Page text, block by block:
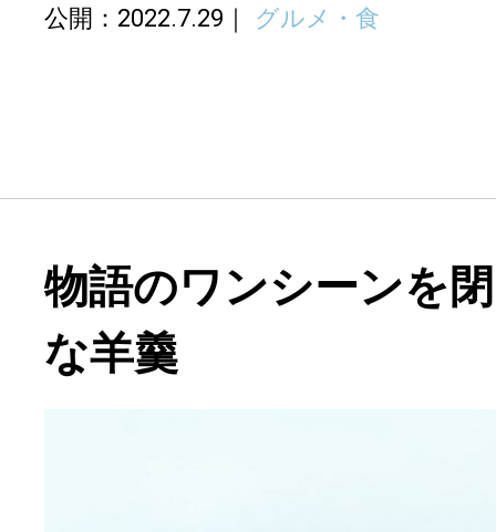
公開：2022.7.29 グルメ・食
物語のワンシーンを
な羊羹